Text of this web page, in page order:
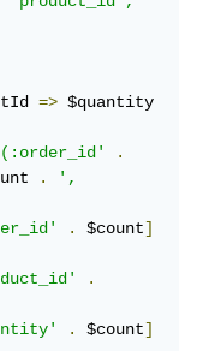
=>
.
.
',
. $count]
.
. $count]